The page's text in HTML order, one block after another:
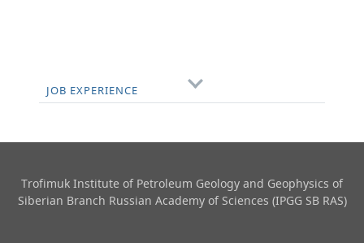
JOB EXPERIENCE
Trofimuk Institute of Petroleum Geology and Geophysics​ of
Siberian Branch Russian Academy of Sciences (IPGG SB RAS)